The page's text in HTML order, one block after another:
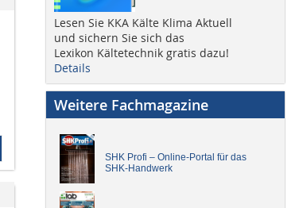
Lesen Sie KKA Kälte Klima Aktuell
und sichern Sie sich das
Lexikon Kältetechnik gratis dazu!
Details
Weitere Fachmagazine
SHK Profi – Online-Portal für das
SHK-Handwerk